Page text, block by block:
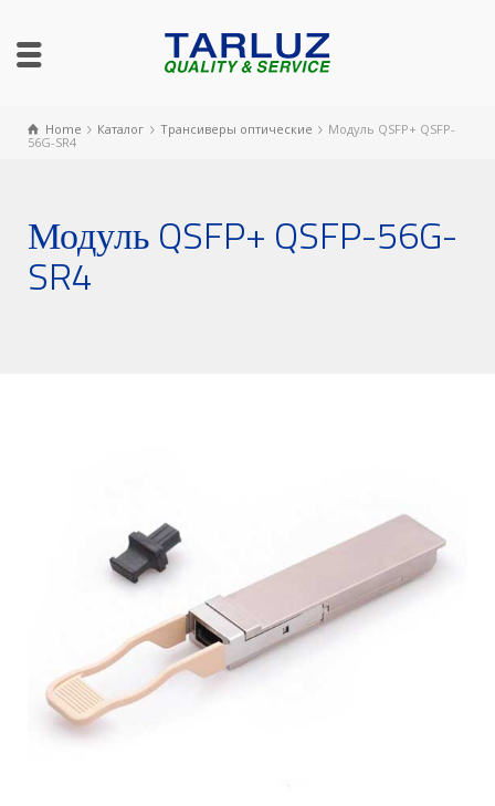
Home Каталог Трансиверы оптические
Модуль QSFP+ QSFP-
56G-SR4
Модуль QSFP+ QSFP-56G-
SR4